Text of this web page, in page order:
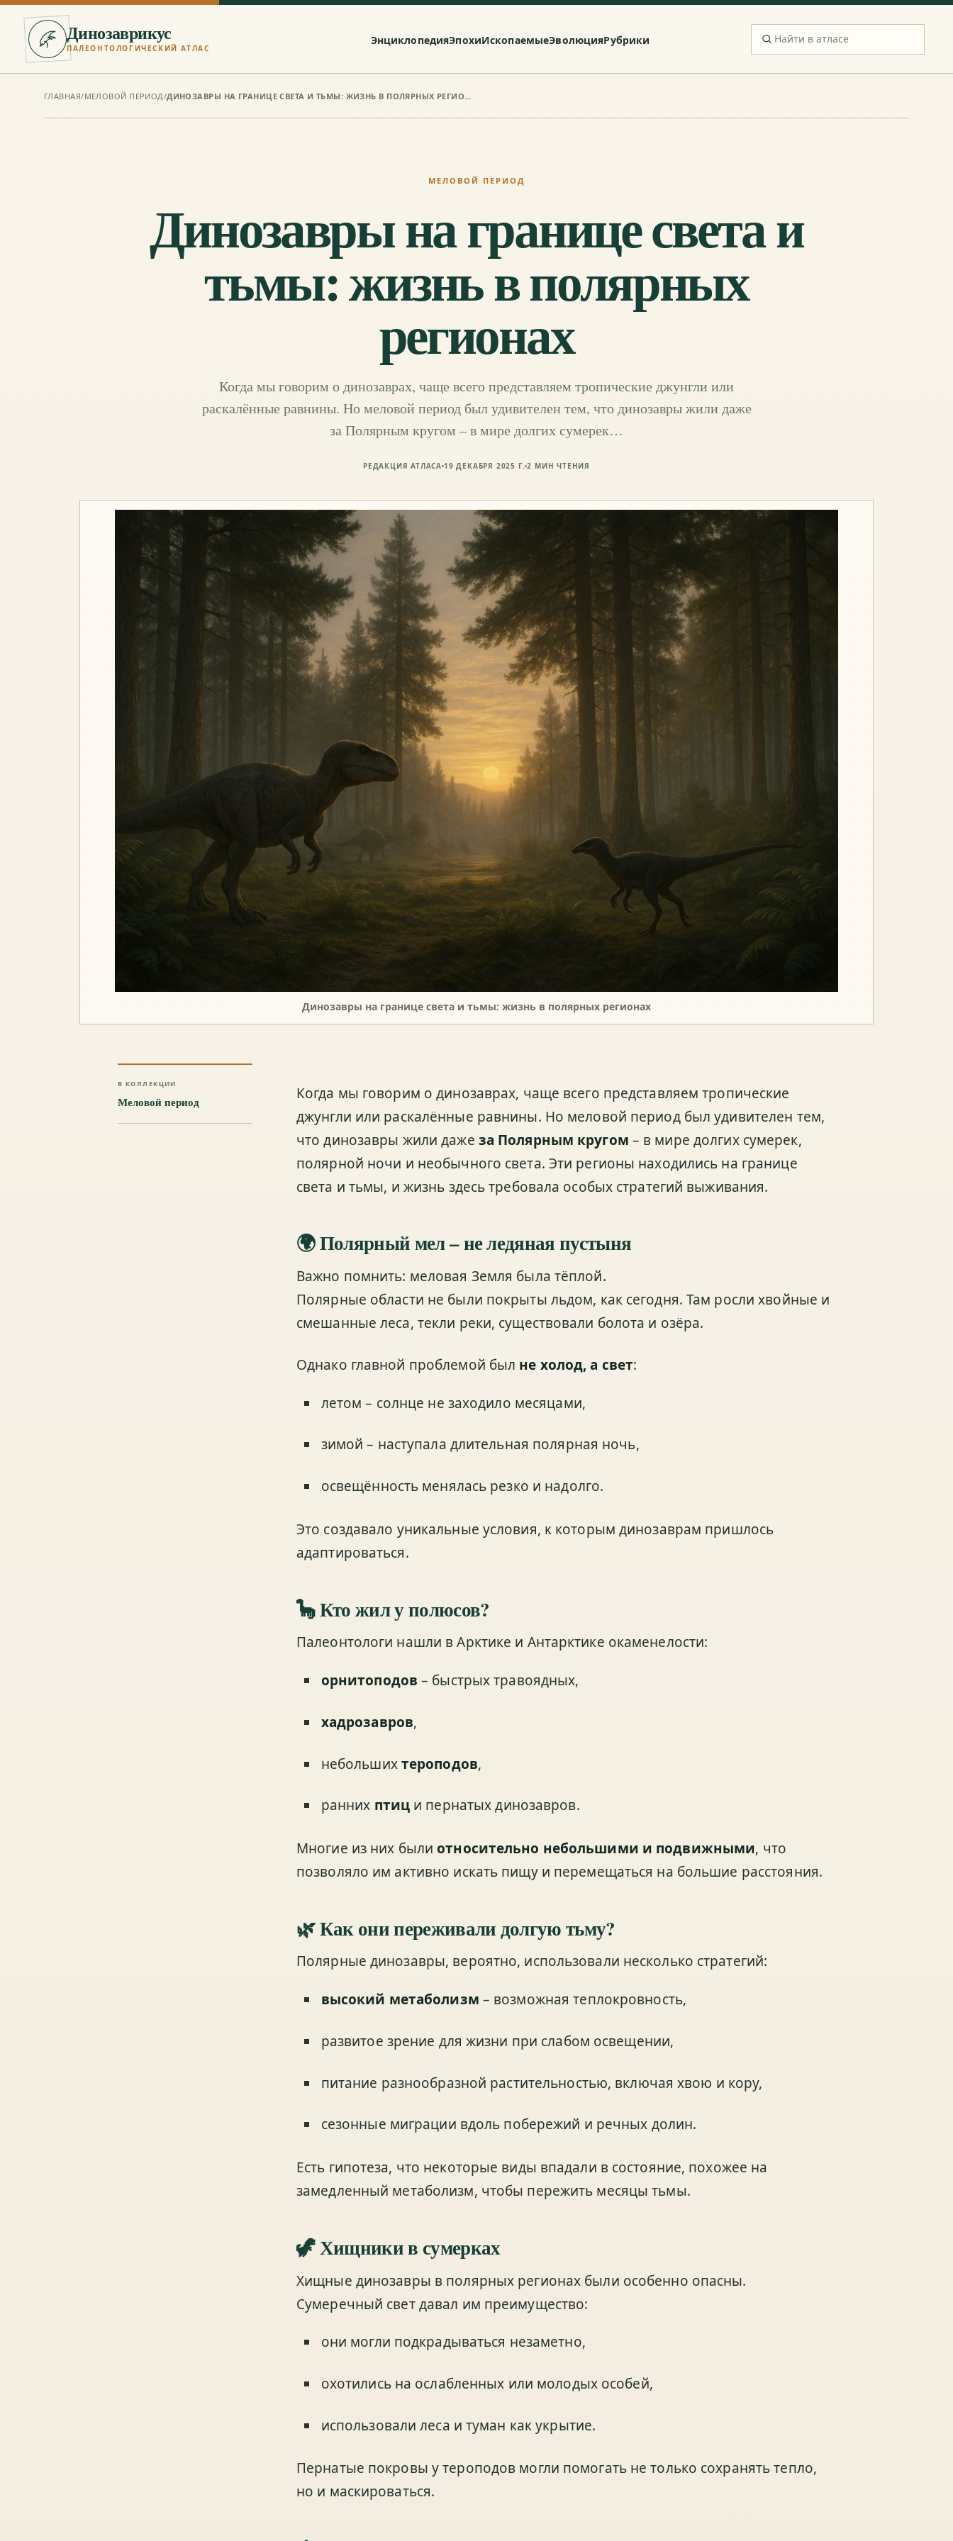
Динозаврикус
ПАЛЕОНТОЛОГИЧЕСКИЙ АТЛАС
ЭнциклопедияЭпохиИскопаемыеЭволюцияРубрики
ГЛАВНАЯ/МЕЛОВОЙ ПЕРИОД/ ДИНОЗАВРЫ НА ГРАНИЦЕ СВЕТА И ТЬМЫ: ЖИЗНЬ В ПОЛЯРНЫХ РЕГИОНАХ
МЕЛОВОЙ ПЕРИОД
Динозавры на границе света и
тьмы: жизнь в полярных
регионах
Когда мы говорим о динозаврах, чаще всего представляем тропические джунгли или
раскалённые равнины. Но меловой период был удивителен тем, что динозавры жили даже
за Полярным кругом – в мире долгих сумерек…
РЕДАКЦИЯ АТЛАСА 19 ДЕКАБРЯ 2025 Г. 2 МИН ЧТЕНИЯ
Динозавры на границе света и тьмы: жизнь в полярных регионах
В КОЛЛЕКЦИИ
Меловой период
Когда мы говорим о динозаврах, чаще всего представляем тропические
джунгли или раскалённые равнины. Но меловой период был удивителен тем,
что динозавры жили даже за Полярным кругом – в мире долгих сумерек,
полярной ночи и необычного света. Эти регионы находились на границе
света и тьмы, и жизнь здесь требовала особых стратегий выживания.
🌍 Полярный мел – не ледяная пустыня
Важно помнить: меловая Земля была тёплой.
Полярные области не были покрыты льдом, как сегодня. Там росли хвойные и
смешанные леса, текли реки, существовали болота и озёра.
Однако главной проблемой был не холод, а свет:
летом – солнце не заходило месяцами,
зимой – наступала длительная полярная ночь,
освещённость менялась резко и надолго.
Это создавало уникальные условия, к которым динозаврам пришлось
адаптироваться.
🦕 Кто жил у полюсов?
Палеонтологи нашли в Арктике и Антарктике окаменелости:
орнитоподов – быстрых травоядных,
хадрозавров,
небольшихтероподов,
ранних птиц и пернатых динозавров.
Многие из них былиотносительно небольшими и подвижными, что
позволяло им активно искать пищу и перемещаться на большие расстояния.
🌿 Как они переживали долгую тьму?
Полярные динозавры, вероятно, использовали несколько стратегий:
высокий метаболизм – возможная теплокровность,
развитое зрение для жизни при слабом освещении,
питание разнообразной растительностью, включая хвою и кору,
сезонные миграции вдоль побережий и речных долин.
Есть гипотеза, что некоторые виды впадали в состояние, похожее на
замедленный метаболизм, чтобы пережить месяцы тьмы.
🦖 Хищники в сумерках
Хищные динозавры в полярных регионах были особенно опасны.
Сумеречный свет давал им преимущество:
они могли подкрадываться незаметно,
охотились на ослабленных или молодых особей,
использовали леса и туман как укрытие.
Пернатые покровы у тероподов могли помогать не только сохранять тепло,
но и маскироваться.